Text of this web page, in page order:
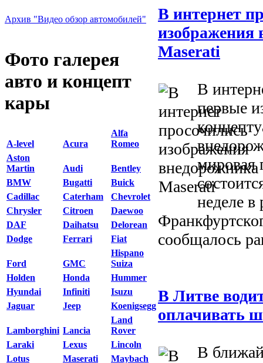
Архив "Видео обзор автомобилей"
Фото галерея
авто и концепт
кары
A-level Acura
Alfa
Romeo
Aston
Martin
Audi
Bentley
BMW
Bugatti
Buick
Cadillac
Caterham
Chevrolet
Chrysler
Citroen
Daewoo
DAF
Daihatsu
Delorean
Dodge
Ferrari Fiat
Ford GMC
Hispano
Suiza
Holden
Honda
Hummer
Hyundai
Infiniti
Isuzu
Jaguar
Jeep Koenigsegg
Lamborghini Lancia
Land
Rover
Laraki
Lexus
Lincoln
Lotus
Maserati
Maybach
В интернет
изображения
Maserati
В
первые
мировая
неделе в
сообщалось
В Литве
оплачивать
В